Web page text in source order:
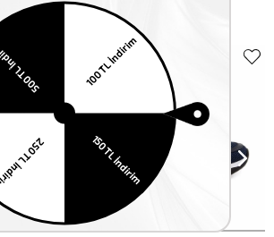
Benzer Ürünler
EKLE5
KODUYLA
%5
EKSTRA